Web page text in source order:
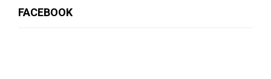
FACEBOOK